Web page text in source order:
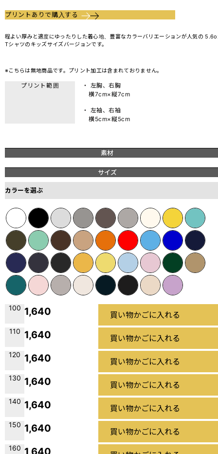
プリントありで購入する
程よい厚みと適度にゆったりした着心地、豊富なカラーバリエーションが人気の
Tシャツのキッズサイズバージョンです。
※こちらは無地商品です。プリント加工は含まれておりません。
プリント範囲
・ 左胸、右胸
横7cm×縦7cm
・ 左袖、右袖
横5cm×縦5cm
素材
サイズ
カラーを選ぶ
100 1,640 買い物かごに入れる
110 1,640 買い物かごに入れる
120 1,640 買い物かごに入れる
130 1,640 買い物かごに入れる
140 1,640 買い物かごに入れる
150 1,640 買い物かごに入れる
160 1,640